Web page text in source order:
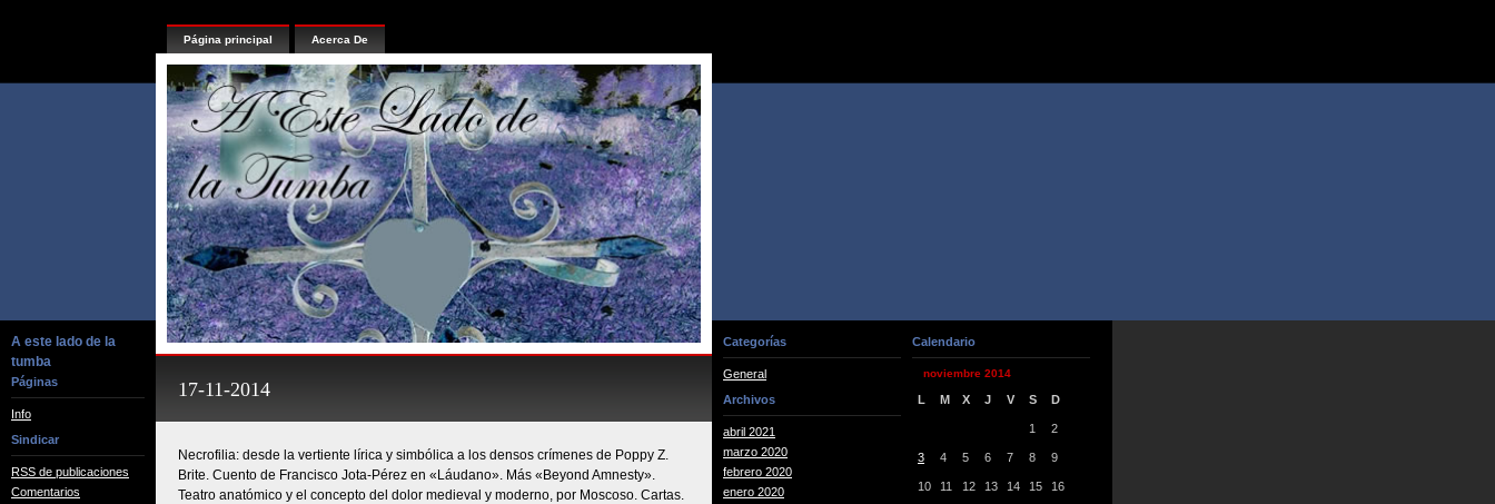
A este lado de la
tumba
Páginas
Info
Sindicar
RSS de publicaciones
Comentarios
Página principal Acerca De
17-11-2014
Necrofilia: desde la vertiente lírica y simbólica a los densos crímenes de Poppy Z.
Brite. Cuento de Francisco Jota-Pérez en «Láudano». Más «Beyond Amnesty».
Teatro anatómico y el concepto del dolor medieval y moderno, por Moscoso. Cartas.
Categorías
General
Archivos
abril 2021
marzo 2020
febrero 2020
enero 2020
Calendario
noviembre 2014
L M X J V S D
1 2
3 4 5 6 7 8 9
10 11 12 13 14 15 16